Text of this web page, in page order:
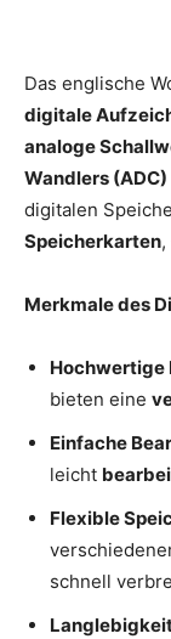
Das englische
digitale
analoge
Wandlers (ADC)
digitalen
Speicherkarten,
Merkmale des
Hochwertige
bieten eine
Einfache
leicht
Flexible
schnell